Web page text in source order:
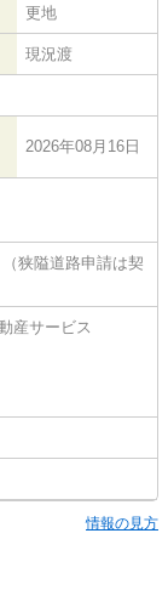
更地
現況渡
2026年08月16日
狭隘道路申請は契
産サービス
情報の見方